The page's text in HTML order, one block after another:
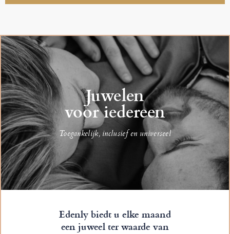
Juwelen
voor iedereen
Toegankelijk, inclusief en universeel
Edenly biedt u elke maand
een juweel ter waarde van